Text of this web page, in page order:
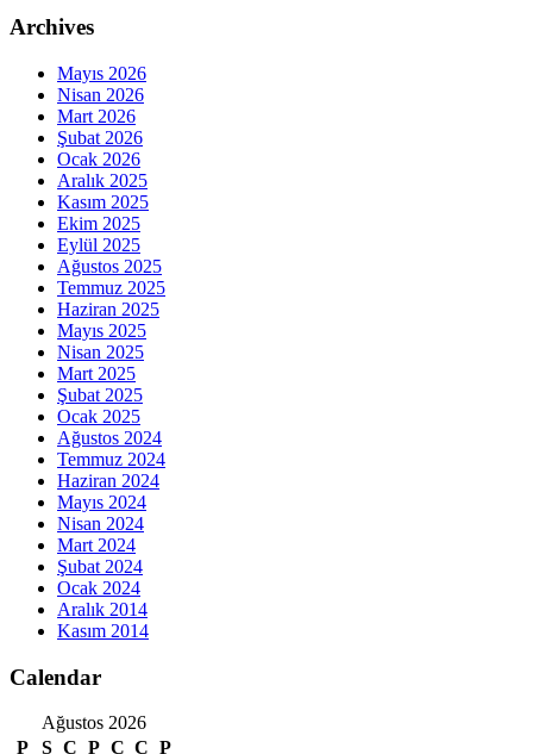
Archives
Mayıs 2026
Nisan 2026
Mart 2026
Şubat 2026
Ocak 2026
Aralık 2025
Kasım 2025
Ekim 2025
Eylül 2025
Ağustos 2025
Temmuz 2025
Haziran 2025
Mayıs 2025
Nisan 2025
Mart 2025
Şubat 2025
Ocak 2025
Ağustos 2024
Temmuz 2024
Haziran 2024
Mayıs 2024
Nisan 2024
Mart 2024
Şubat 2024
Ocak 2024
Aralık 2014
Kasım 2014
Calendar
Ağustos 2026
P
S Ç P C C P